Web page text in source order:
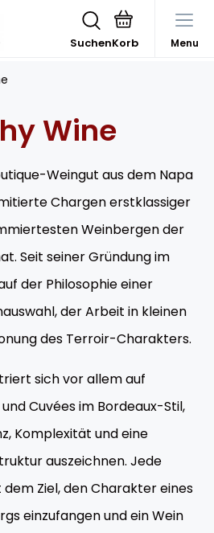
Suchen Menu
Wine
Weingut aus dem Napa
Chargen erstklassiger
Weinbergen der
Seit seiner Gründung im
der Philosophie einer
der Arbeit in kleinen
des Terroir-Charakters.
sich vor allem auf
Cuvées im Bordeaux-Stil,
Komplexität und eine
auszeichnen. Jede
Ziel, den Charakter eines
einzufangen und ein Wein